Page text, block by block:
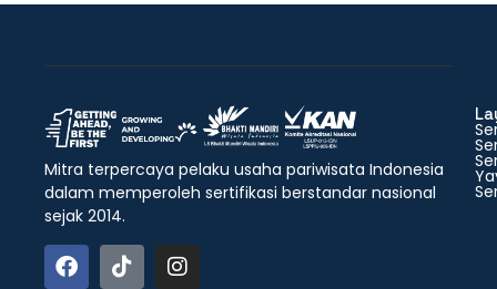
Mitra terpercaya pelaku usaha pariwisata Indonesia
dalam memperoleh sertifikasi berstandar nasional
sejak 2014.